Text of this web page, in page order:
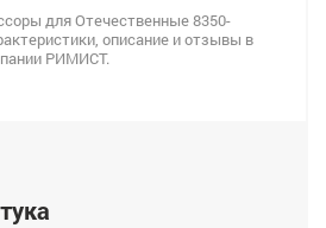
для Отечественные 8350-
описание и отзывы в
РИМИСТ.